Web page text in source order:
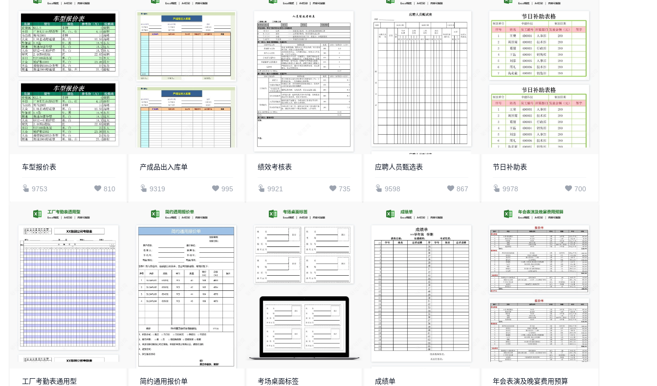
车型报价表
9753 810
产成品出入库单
9319 995
绩效考核表
9921 735
应聘人员甄选表
9598 867
节日补助表
9978 700
工厂考勤表通用型 简约通用报价单 考场桌面标签 成绩单 年会表演及晚宴费用预算